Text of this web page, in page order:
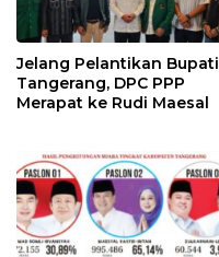
Jelang Pelantikan Bupati
Tangerang, DPC PPP
Merapat ke Rudi Maesal